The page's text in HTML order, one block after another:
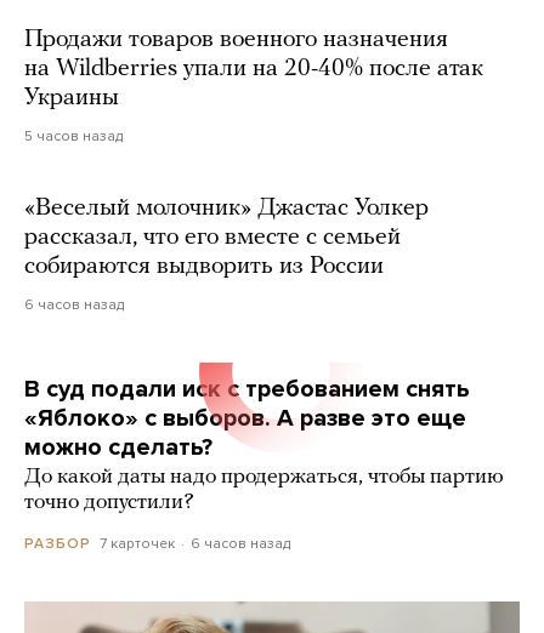
Продажи товаров военного назначения
на Wildberries упали на 20-40% после атак
Украины
5 часов назад
«Веселый молочник» Джастас Уолкер
рассказал, что его вместе с семьей
собираются выдворить из России
6 часов назад
В суд подали иск с требованием снять
«Яблоко» с выборов. А разве это еще
можно сделать?
До какой даты надо продержаться, чтобы партию
точно допустили?
РАЗБОР 7 карточек 6 часов назад